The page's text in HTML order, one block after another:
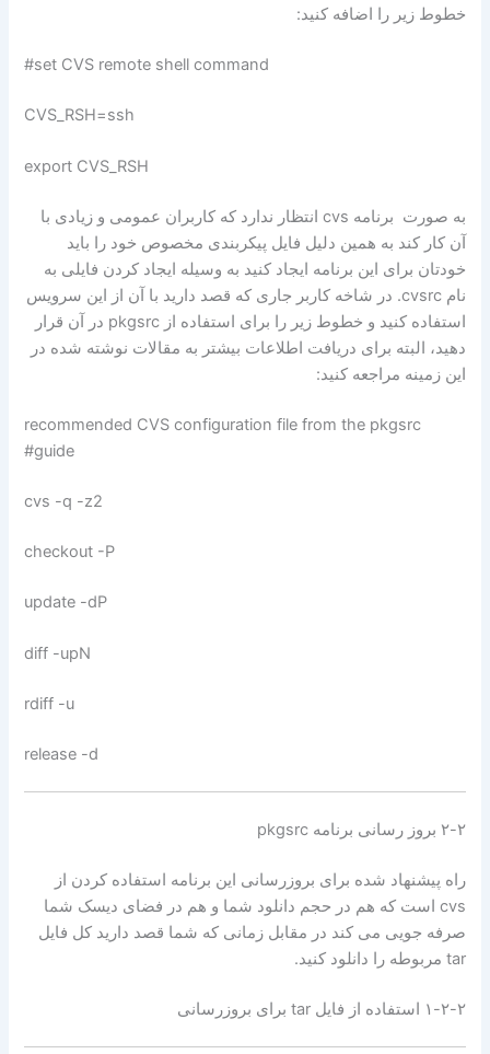
خطوط زیر را اضافه کنید:
CVS_RSH=ssh
export CVS_RSH
به صورت برنامه cvs انتظار ندارد که کاربران عمومی و زیادی با
آن کار کند به همین دلیل فایل پیکربندی مخصوص خود را باید
خودتان برای این برنامه ایجاد کنید به وسیله ایجاد کردن فایلی به
نام cvsrc. در شاخه کاربر جاری که قصد دارید با آن از این سرویس
استفاده کنید و خطوط زیر را برای استفاده از pkgsrc در آن قرار
دهید، البته برای دریافت اطلاعات بیشتر به مقالات نوشته شده در
این زمینه مراجعه کنید:
recommended CVS configuration file from the pkgsrc
guide#
cvs -q -z2
checkout -P
update -dP
diff -upN
rdiff -u
release -d
۲-۲ بروز رسانی برنامه pkgsrc
راه پیشنهاد شده برای بروزرسانی این برنامه استفاده کردن از
cvs است که هم در حجم دانلود شما و هم در فضای دیسک شما
صرفه جویی می کند در مقابل زمانی که شما قصد دارید کل فایل
tar مربوطه را دانلود کنید.
۱-۲-۲ استفاده از فایل tar برای بروزرسانی